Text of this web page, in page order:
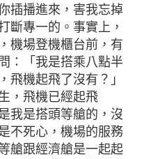
插播進來，害我忘掉
斷專一的。事實上，
機場登機櫃台前，有
：「我是搭乘八點半
飛機起飛了沒有？」
，飛機已經起飛
我是搭頭等艙的，沒
不死心，機場的服務
艙跟經濟艙是一起起